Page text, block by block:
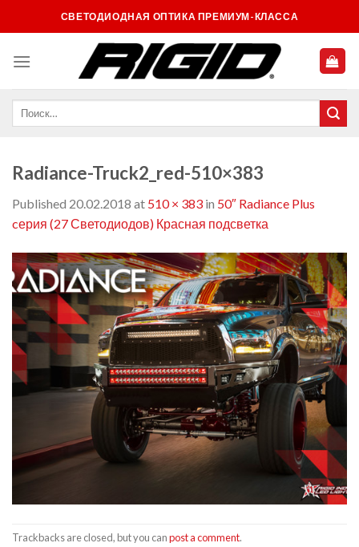
to
СВЕТОДИОДНАЯ ОПТИКА ПРЕМИУМ-КЛАССА
Radiance-Truck2_red-510×383
Published 20.02.2018 at 510 × 383 in 50″ Radiance Plus
cерия (27 Светодиодов) Красная подсветка
Trackbacks are closed, but you canpost a comment.